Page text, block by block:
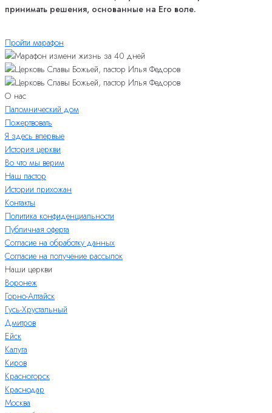
принимать решения, основанные на Его воле.
Пройти марафон
О нас
Паломнический дом
Пожертвовать
Я здесь впервые
История церкви
Во что мы верим
Наш пастор
Истории прихожан
Контакты
Политика конфиденциальности
Публичная оферта
Согласие на обработку данных
Согласие на получение рассылок
Наши церкви
Воронеж
Горно-Алтайск
Гусь-Хрустальный
Дмитров
Ейск
Калуга
Киров
Красногорск
Краснодар
Москва